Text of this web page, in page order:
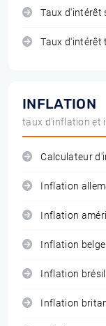
Taux d'intérêt
Taux d'intérêt
INFLATION
taux d'inflation et
Calculateur
Inflation
Inflation
Inflation belge
Inflation
Inflation